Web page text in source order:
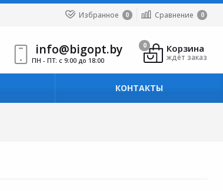
Избранное 0 Сравнение 0
info@bigopt.by
ПН - ПТ: с 9:00 до 18:00
Корзина
ждёт заказ
0
КОНТАКТЫ